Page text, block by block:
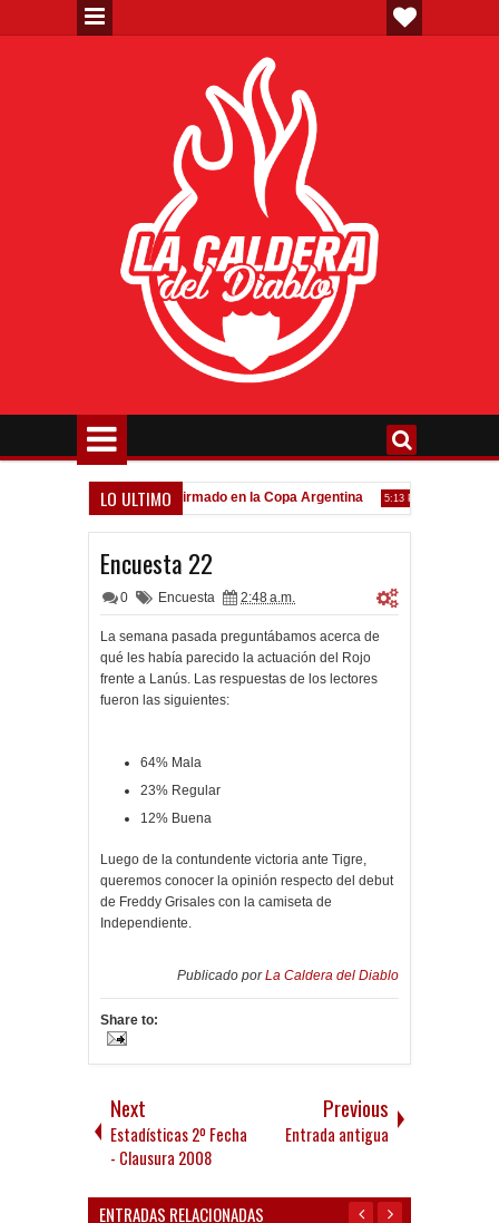
LO ULTIMO
Todo confirmado en la Copa Argentina 5:13 PM Goleada
Encuesta 22
0 Encuesta 2:48 a.m.
La semana pasada preguntábamos acerca de
qué les había parecido la actuación del Rojo
frente a Lanús. Las respuestas de los lectores
fueron las siguientes:
64% Mala
23% Regular
12% Buena
Luego de la contundente victoria ante Tigre,
queremos conocer la opinión respecto del debut
de Freddy Grisales con la camiseta de
Independiente.
Publicado porLa Caldera del Diablo
Share to:
Next
Estadísticas 2º Fecha
- Clausura 2008
Previous
Entrada antigua
ENTRADAS RELACIONADAS